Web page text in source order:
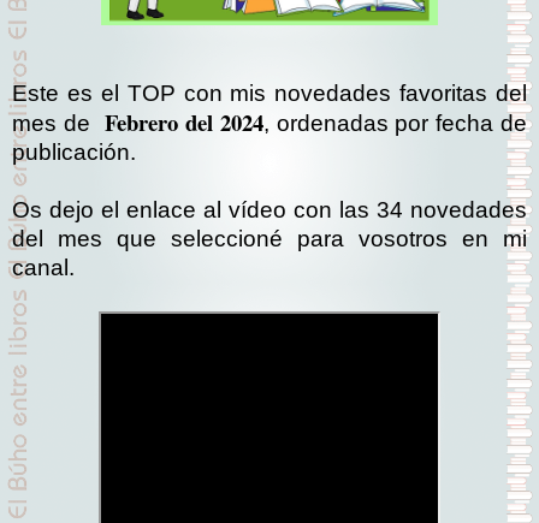
Este es el TOP con mis novedades favoritas del
mes de
Febrero del 2024, ordenadas por fecha de
publicación.
Os dejo el enlace al vídeo con las 34 novedades
del mes que seleccioné para vosotros en mi
canal.